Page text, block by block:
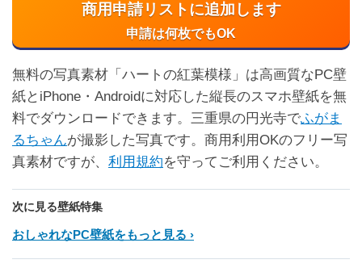
商用申請リストに追加します
申請は何枚でもOK
無料の写真素材「ハートの紅葉模様」は高画質なPC壁
紙とiPhone・Androidに対応した縦長のスマホ壁紙を無
料でダウンロードできます。三重県の円光寺でふがま
るちゃんが撮影した写真です。商用利用OKのフリー写
真素材ですが、 利用規約を守ってご利用ください。
次に見る壁紙特集
おしゃれなPC壁紙をもっと見る